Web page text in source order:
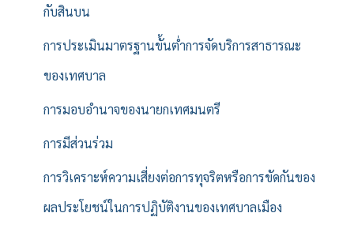
กับสินบน
การประเมินมาตรฐานขั้นต่ำการจัดบริการสาธารณะ
ของเทศบาล
การมอบอำนาจของนายกเทศมนตรี
การมีส่วนร่วม
การวิเคราะห์ความเสี่ยงต่อการทุจริตหรือการขัดกันของ
ผลประโยชน์ในการปฏิบัติงานของเทศบาลเมือง